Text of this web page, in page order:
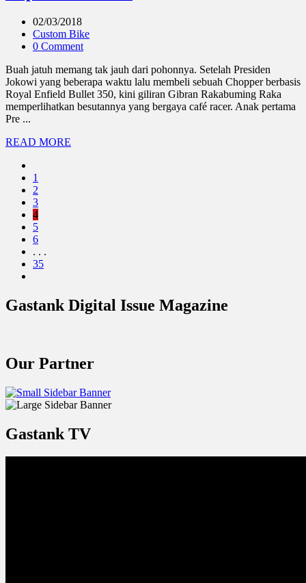
02/03/2018
Custom Bike
0 Comment
Buah jatuh memang tak jauh dari pohonnya. Setelah Presiden
Jokowi yang beberapa waktu lalu membeli sebuah Chopper berbasis
Royal Enfield Bullet 350, kini giliran Gibran Rakabuming Raka
memperlihatkan besutannya yang bergaya café racer. Anak pertama
Pre ...
READ MORE
1
2
3
4
5
6
. . .
35
Gastank Digital Issue Magazine
Our Partner
Gastank TV